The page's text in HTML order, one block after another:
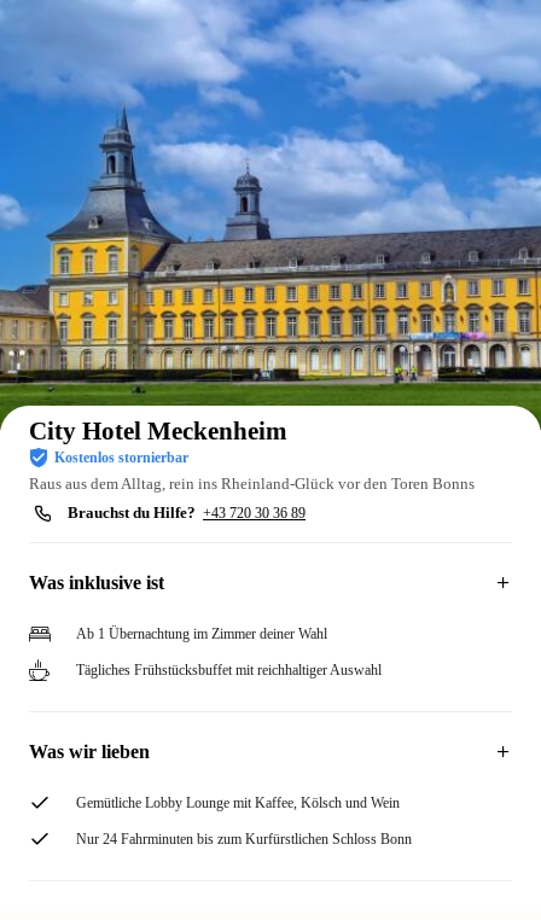
Auf der Karte anzeigen
City Hotel Meckenheim
Kostenlos stornierbar
Raus aus dem Alltag, rein ins Rheinland-Glück vor den Toren Bonns
Brauchst du Hilfe? +43 720 30 36 89
Was inklusive ist
Ab 1 Übernachtung im Zimmer deiner Wahl
Tägliches Frühstücksbuffet mit reichhaltiger Auswahl
Was wir lieben
Gemütliche Lobby Lounge mit Kaffee, Kölsch und Wein
Nur 24 Fahrminuten bis zum Kurfürstlichen Schloss Bonn